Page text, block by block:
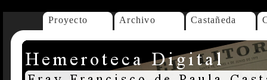
Proyecto Archivo Castañeda